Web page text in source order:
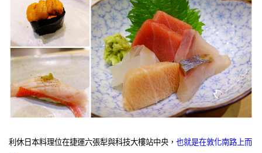
利休日本料理位在捷運六張犁與科技大樓站中央， 也就是在敦化南路上而